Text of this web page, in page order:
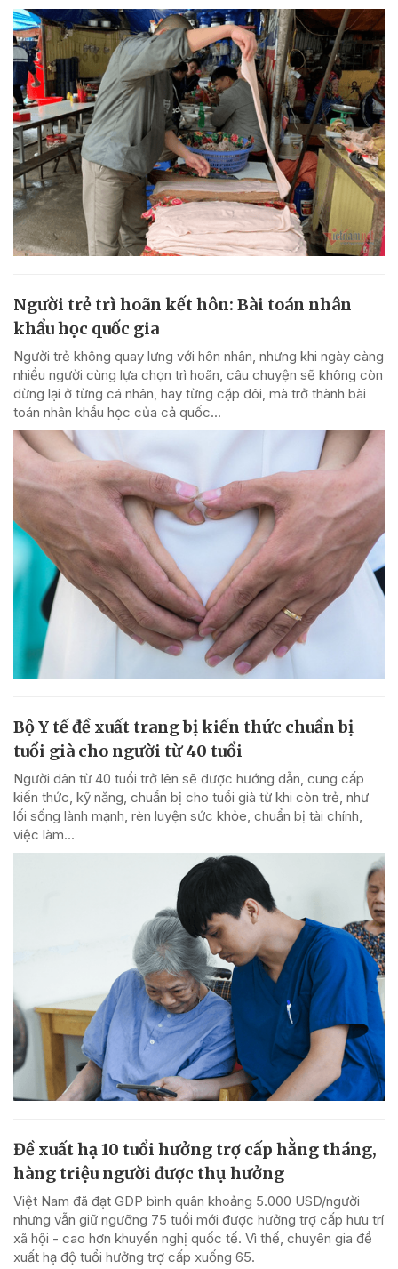
Người trẻ trì hoãn kết hôn: Bài toán nhân
khẩu học quốc gia
Người trẻ không quay lưng với hôn nhân, nhưng khi ngày càng
nhiều người cùng lựa chọn trì hoãn, câu chuyện sẽ không còn
dừng lại ở từng cá nhân, hay từng cặp đôi, mà trở thành bài
toán nhân khẩu học của cả quốc...
Bộ Y tế đề xuất trang bị kiến thức chuẩn bị
tuổi già cho người từ 40 tuổi
Người dân từ 40 tuổi trở lên sẽ được hướng dẫn, cung cấp
kiến thức, kỹ năng, chuẩn bị cho tuổi già từ khi còn trẻ, như
lối sống lành mạnh, rèn luyện sức khỏe, chuẩn bị tài chính,
việc làm...
Đề xuất hạ 10 tuổi hưởng trợ cấp hằng tháng,
hàng triệu người được thụ hưởng
Việt Nam đã đạt GDP bình quân khoảng 5.000 USD/người
nhưng vẫn giữ ngưỡng 75 tuổi mới được hưởng trợ cấp hưu trí
xã hội - cao hơn khuyến nghị quốc tế. Vì thế, chuyên gia đề
xuất hạ độ tuổi hưởng trợ cấp xuống 65.